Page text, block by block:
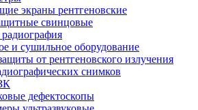
экраны рентгеновские
свинцовые
и сушильное оборудование
от рентгеновского излучения
снимков
дефектоскопы